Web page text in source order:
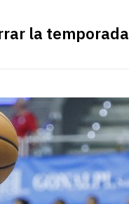
la temporada